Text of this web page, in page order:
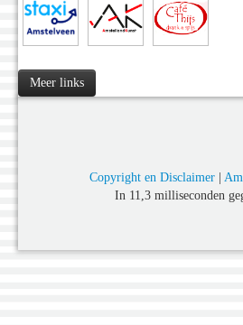
Meer links
Copyright en Disclaimer|
In 11,3 milliseconden